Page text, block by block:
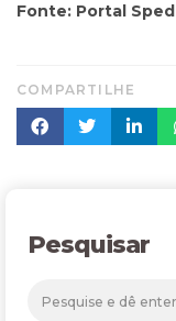
Fonte: Portal Sped
COMPARTILHE
Pesquisar